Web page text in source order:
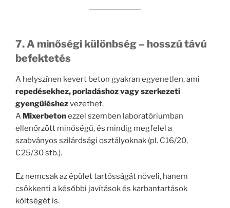
7. A minőségi különbség – hosszú távú
befektetés
A helyszínen kevert beton gyakran egyenetlen, ami
repedésekhez, porladáshoz vagy szerkezeti
gyengüléshezvezethet.
A Mixerbetonezzel szemben laboratóriumban
ellenőrzött minőségű, és mindig megfelel a
szabványos szilárdsági osztályoknak (pl. C16/20,
C25/30 stb.).
Ez nemcsak az épület tartósságát növeli, hanem
csökkenti a későbbi javítások és karbantartások
költségét is.